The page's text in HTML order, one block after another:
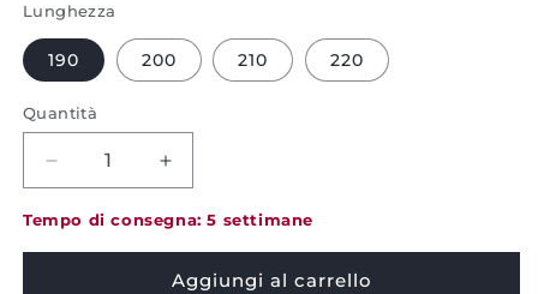
Lunghezza
190 200 210 220
Quantità
Quantità
in
calo
per
Aumenta
la
quantità
per
Tempo di consegna: 5 settimane
Aggiungi al carrello